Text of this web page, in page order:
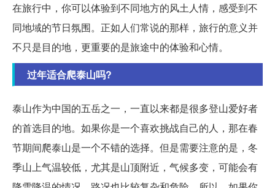
在旅行中，你可以体验到不同地方的风土人情，感受到不
同地域的节日氛围。正如人们常说的那样，旅行的意义并
不只是目的地，更重要的是旅途中的体验和心情。
过年适合爬泰山吗?
泰山作为中国的五岳之一，一直以来都是很多登山爱好者
的首选目的地。如果你是一个喜欢挑战自己的人，那在春
节期间爬泰山是一个不错的选择。但是需要注意的是，冬
季山上气温较低，尤其是山顶附近，气候多变，可能会有